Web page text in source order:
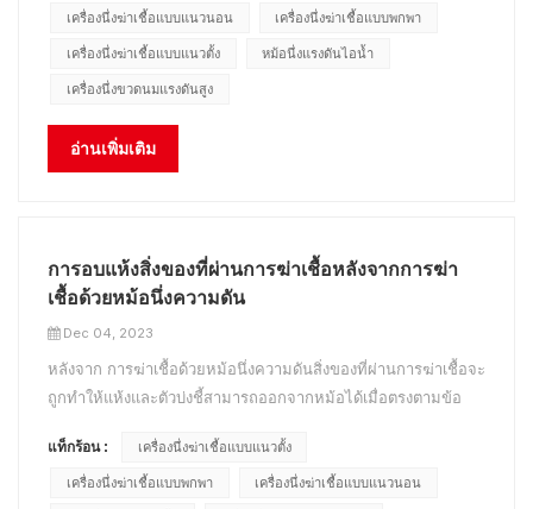
ผ้าปูที่นอน เสื้อผ้า ฯลฯ ที่ต้องสัมผัสกับจุลินทรีย์ที่ทำให้เกิดโรค
ควร...
เครื่องนึ่งฆ่าเชื้อแบบแนวนอน เครื่องนึ่งฆ่าเชื้อแบบพกพา
เครื่องนึ่งฆ่าเชื้อแบบแนวตั้ง หม้อนึ่งแรงดันไอน้ำ
เครื่องนึ่งขวดนมแรงดันสูง
อ่านเพิ่มเติม
การอบแห้งสิ่งของที่ผ่านการฆ่าเชื้อหลังจากการฆ่า
เชื้อด้วยหม้อนึ่งความดัน
Dec 04, 2023
หลังจาก การฆ่าเชื้อด้วยหม้อนึ่งความดันสิ่งของที่ผ่านการฆ่าเชื้อจะ
ถูกทำให้แห้งและตัวบ่งชี้สามารถออกจากหม้อได้เมื่อตรงตามข้อ
ปลอดเชื้ออย่างเคร่งครัด ปิดบังสิ่งของก่อน และปิดรูระบายอากาศใน
ถังเก็บ เมื่อติดตั้งหม้อนึ่งความดัน ให้เก็บค่...
แท็กร้อน : เครื่องนึ่งฆ่าเชื้อแบบแนวตั้ง
เครื่องนึ่งฆ่าเชื้อแบบพกพา เครื่องนึ่งฆ่าเชื้อแบบแนวนอน